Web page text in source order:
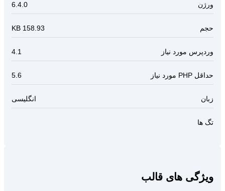
ورژن 6.4.0
حجم 158.93 KB
وردپرس مورد نیاز 4.1
حداقل PHP مورد نیاز 5.6
زبان انگلیسی
تگ ها
ویژگی های قالب